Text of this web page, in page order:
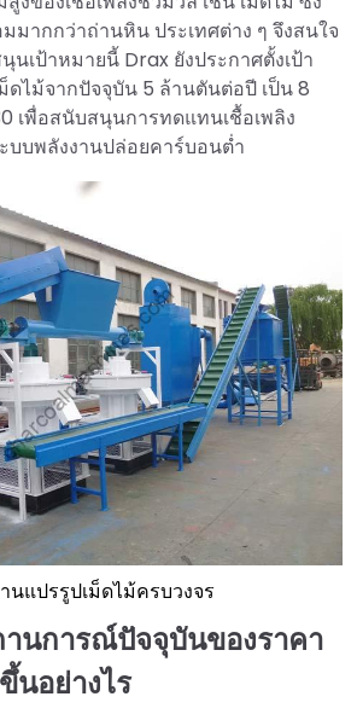
มากกว่าถ่านหิน ประเทศต่าง ๆ จึงสนใจ
เป้าหมายนี้ Drax ยังประกาศตั้งเป้า
ดไม้จากปัจจุบัน 5 ล้านตันต่อปี เป็น 8
เพื่อสนับสนุนการทดแทนเชื้อเพลิง
บพลังงานปล่อยคาร์บอนต่ำ
นแปรรูปเม็ดไม้ครบวงจร
นการณ์ปัจจุบันของราคา
นอย่างไร